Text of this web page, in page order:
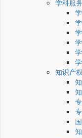
学科服务
知识产